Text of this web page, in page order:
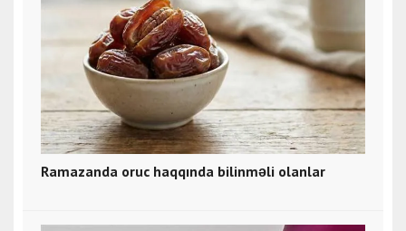
Ramazanda oruc haqqında bilinməli olanlar